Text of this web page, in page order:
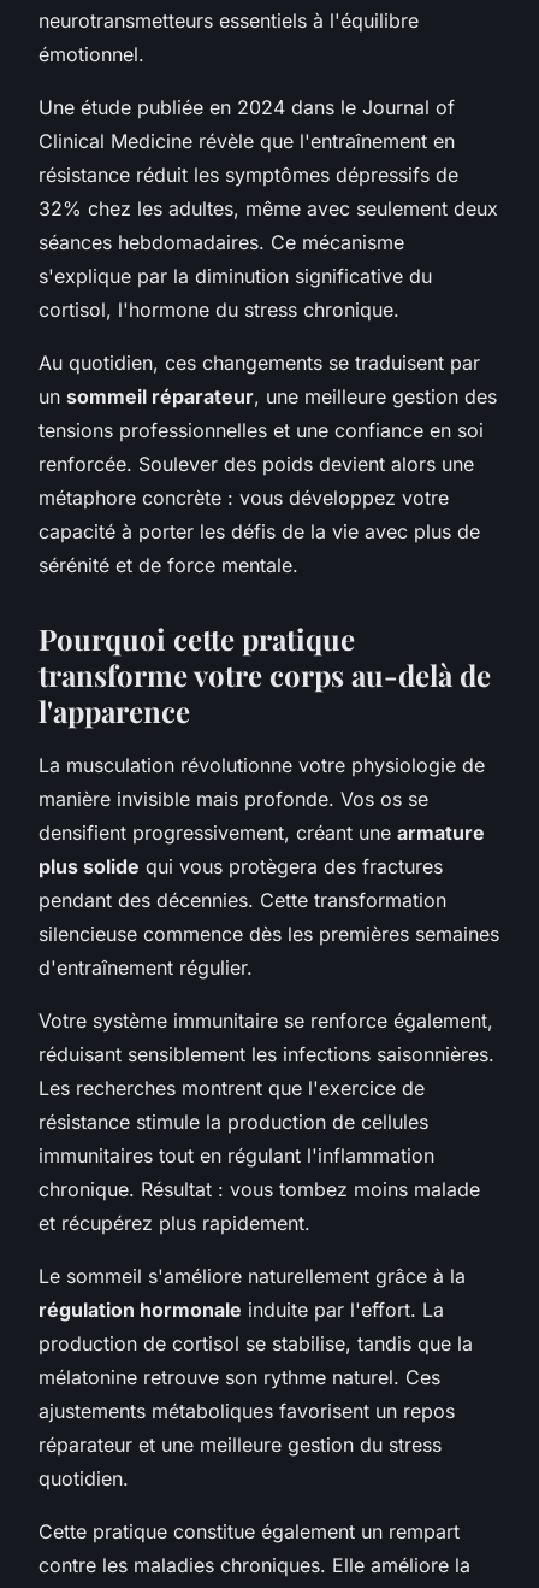
neurotransmetteurs essentiels à l'équilibre
émotionnel.
Une étude publiée en 2024 dans le Journal of
Clinical Medicine révèle que l'entraînement en
résistance réduit les symptômes dépressifs de
32% chez les adultes, même avec seulement deux
séances hebdomadaires. Ce mécanisme
s'explique par la diminution significative du
cortisol, l'hormone du stress chronique.
Au quotidien, ces changements se traduisent par
un sommeil réparateur, une meilleure gestion des
tensions professionnelles et une confiance en soi
renforcée. Soulever des poids devient alors une
métaphore concrète : vous développez votre
capacité à porter les défis de la vie avec plus de
sérénité et de force mentale.
Pourquoi cette pratique
transforme votre corps au-delà de
l'apparence
La musculation révolutionne votre physiologie de
manière invisible mais profonde. Vos os se
densifient progressivement, créant une armature
plus solide qui vous protègera des fractures
pendant des décennies. Cette transformation
silencieuse commence dès les premières semaines
d'entraînement régulier.
Votre système immunitaire se renforce également,
réduisant sensiblement les infections saisonnières.
Les recherches montrent que l'exercice de
résistance stimule la production de cellules
immunitaires tout en régulant l'inflammation
chronique. Résultat : vous tombez moins malade
et récupérez plus rapidement.
Le sommeil s'améliore naturellement grâce à la
régulation hormonale induite par l'effort. La
production de cortisol se stabilise, tandis que la
mélatonine retrouve son rythme naturel. Ces
ajustements métaboliques favorisent un repos
réparateur et une meilleure gestion du stress
quotidien.
Cette pratique constitue également un rempart
contre les maladies chroniques. Elle améliore la